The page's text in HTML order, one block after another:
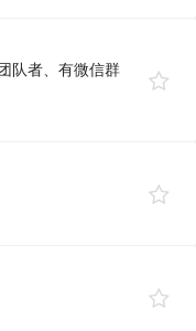
队者、有微信群